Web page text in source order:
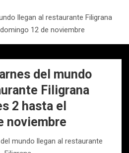
llegan al restaurante Filigrana
12 de noviembre
del mundo
Filigrana
2 hasta el
noviembre
mundo llegan al restaurante